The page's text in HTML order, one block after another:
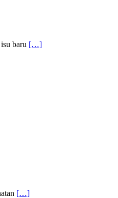
baru […]
[…]